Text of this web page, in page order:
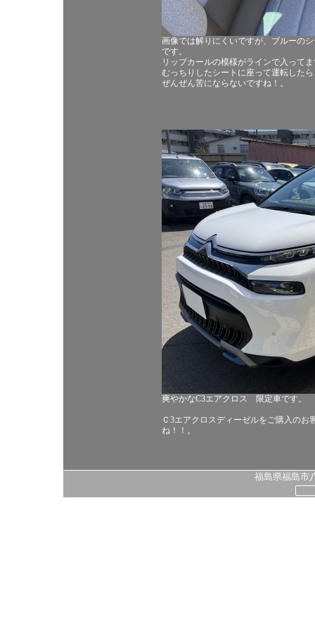
画像では解りにくいですが、ブルーの
です。
リップカールの模様がラインで入って
むっちりしたシートに座って運転した
ぜんぜん苦にならないですね！。
爽やかなC3エアクロス 限定車です。
Ｃ3エアクロスディーゼルをご購入の
ね！！。
福島県福島市